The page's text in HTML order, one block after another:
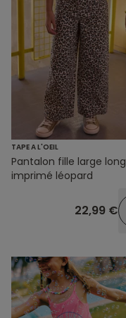
TAPE A L'OEIL
Pantalon fille large long
imprimé léopard
22,99 €